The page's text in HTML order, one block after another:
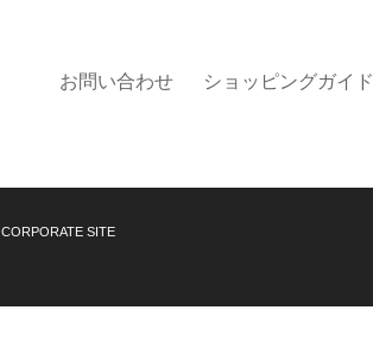
お問い合わせ ショッピングガイド
CORPORATE SITE